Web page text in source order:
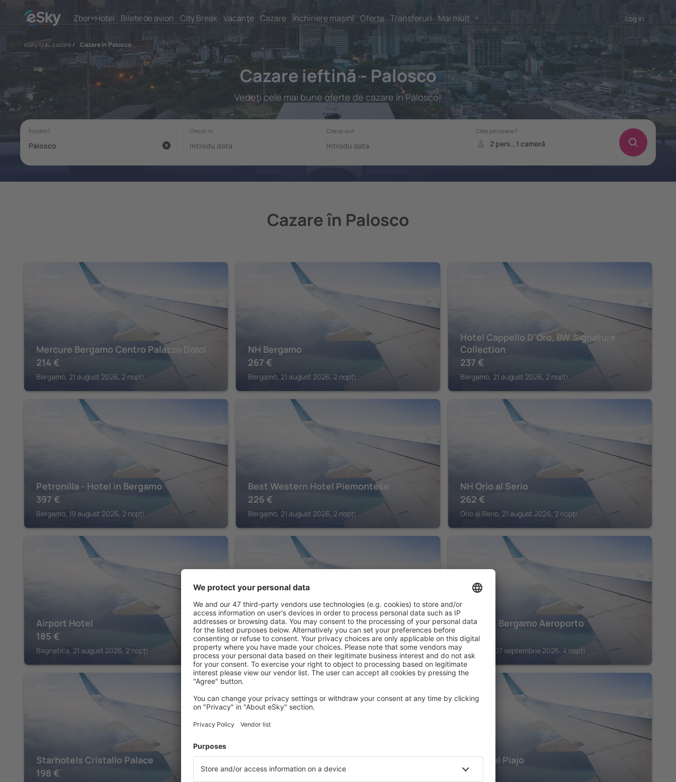
Zbor+Hotel Bilete de avion City Break Vacanţe Cazare Închiriere mașini Oferte Transferuri Mai mult Log in
eSky.ro/ cazare/ Cazare în Palosco
Cazare ieftină - Palosco
Vedeţi cele mai bune oferte de cazare în Palosco!
Cazare în Palosco
Mercure Bergamo Centro Palazzo Dolci
214 €
Bergamo, 21 august 2026, 2 nopți
NH Bergamo
267 €
Bergamo, 21 august 2026, 2 nopți
Hotel Cappello D'Oro, BW Signature
Collection
237 €
Bergamo, 21 august 2026, 2 nopți
Petronilla - Hotel in Bergamo
397 €
Bergamo, 19 august 2026, 2 nopți
Best Western Hotel Piemontese
226 €
Bergamo, 21 august 2026, 2 nopți
NH Orio al Serio
262 €
Orio al Serio, 21 august 2026, 2 nopți
Airport Hotel
185 €
Bagnatica, 21 august 2026, 2 nopți
GombitHotel
781€
Bergamo, 19 august 2026, 2 nopți
Mercure Bergamo Aeroporto
440€
Stezzano, 07 septembrie 2026, 4 nopți
Starhotels Cristallo Palace
198 €
B&B HOTEL Bergamo City
179€
Phi Hotel Piajo
545